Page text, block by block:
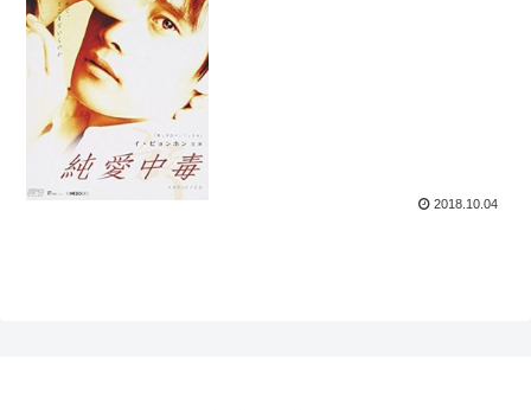
2018.10.04